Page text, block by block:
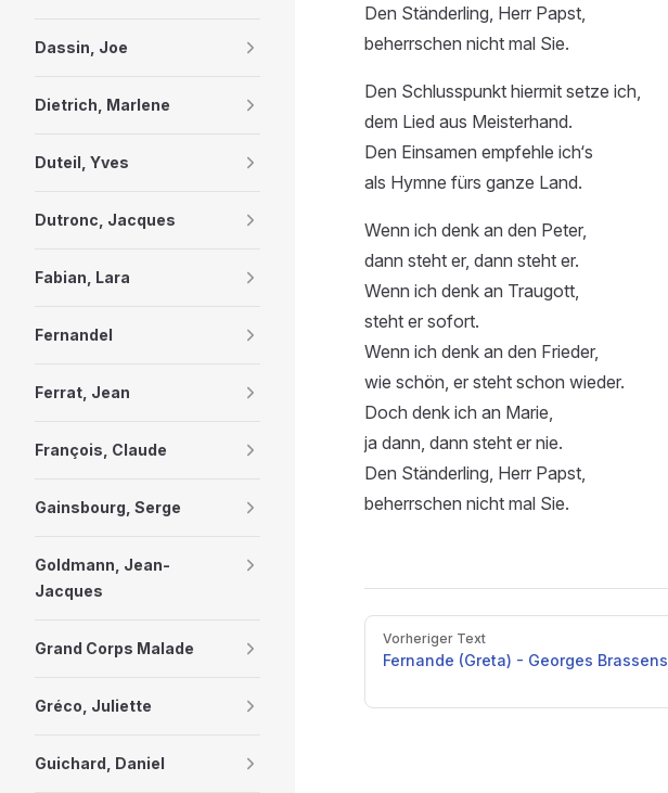
Dassin, Joe
Dietrich, Marlene
Duteil, Yves
Dutronc, Jacques
Fabian, Lara
Fernandel
Ferrat, Jean
François, Claude
Gainsbourg, Serge
Goldmann, Jean-
Jacques
Grand Corps Malade
Gréco, Juliette
Guichard, Daniel
Den Ständerling, Herr Papst,
beherrschen nicht mal Sie.
Den Schlusspunkt hiermit setze ich,
dem Lied aus Meisterhand.
Den Einsamen empfehle ich‘s
als Hymne fürs ganze Land.
Wenn ich denk an den Peter,
dann steht er, dann steht er.
Wenn ich denk an Traugott,
steht er sofort.
Wenn ich denk an den Frieder,
wie schön, er steht schon wieder.
Doch denk ich an Marie,
ja dann, dann steht er nie.
Den Ständerling, Herr Papst,
beherrschen nicht mal Sie.
Pager
Vorheriger Text
Fernande (Greta) - Georges Brassens